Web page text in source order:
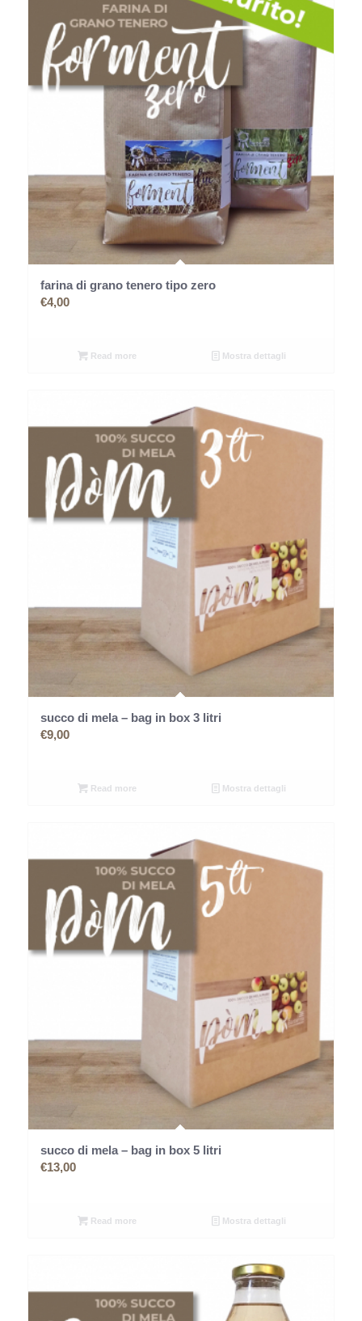
farina di grano tenero tipo zero
€4,00
Read more Mostra dettagli
succo di mela – bag in box 3 litri
€9,00
Read more Mostra dettagli
succo di mela – bag in box 5 litri
€13,00
Read more Mostra dettagli